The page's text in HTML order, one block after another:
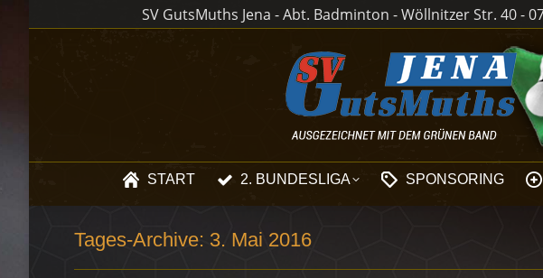
SV GutsMuths Jena - Abt. Badminton - Wöllnitzer Str. 40 -
START 2. BUNDESLIGA SPONSORING
Tages-Archive: 3. Mai 2016